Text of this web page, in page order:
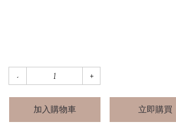
加入購物車 立即購買